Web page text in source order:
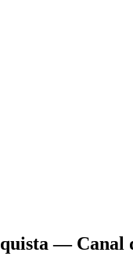
— Canal